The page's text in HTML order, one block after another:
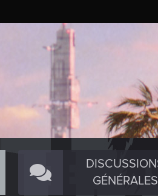
GÉNÉRALES